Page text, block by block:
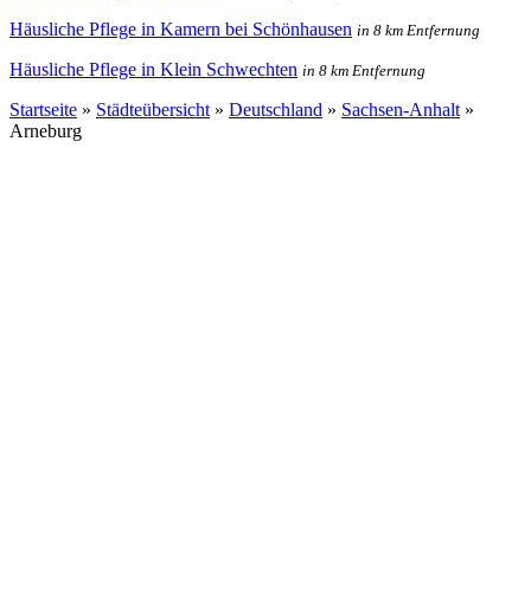
Häusliche Pflege in Kamern bei Schönhausen in 8 km Entfernung
Häusliche Pflege in Klein Schwechten in 8 km Entfernung
Startseite » Städteübersicht » Deutschland » Sachsen-Anhalt »
Arneburg